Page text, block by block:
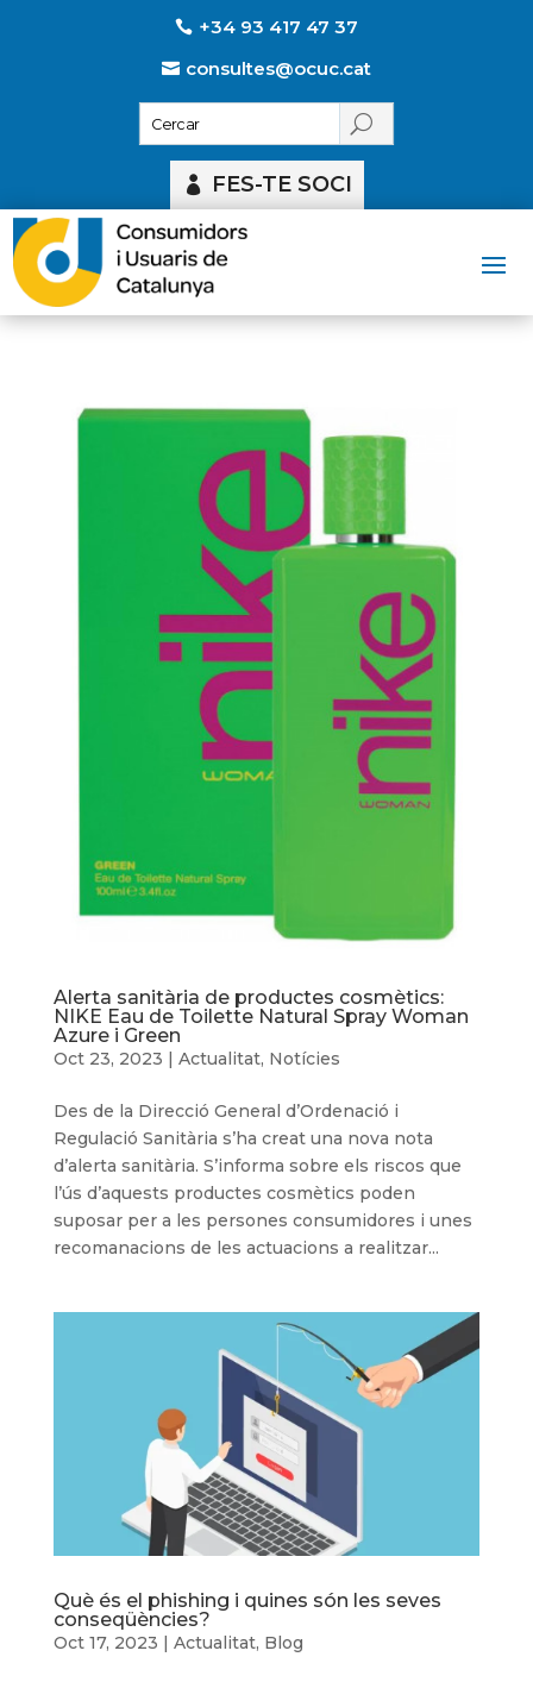
+34 93 417 47 37
consultes@ocuc.cat
FES-TE SOCI
Alerta sanitària de productes cosmètics:
NIKE Eau de Toilette Natural Spray Woman
Azure i Green
Oct 23, 2023 | Actualitat, Notícies
Des de la Direcció General d’Ordenació i
Regulació Sanitària s’ha creat una nova nota
d’alerta sanitària. S’informa sobre els riscos que
l’ús d’aquests productes cosmètics poden
suposar per a les persones consumidores i unes
recomanacions de les actuacions a realitzar...
Què és el phishing i quines són les seves
conseqüències?
Oct 17, 2023 | Actualitat, Blog